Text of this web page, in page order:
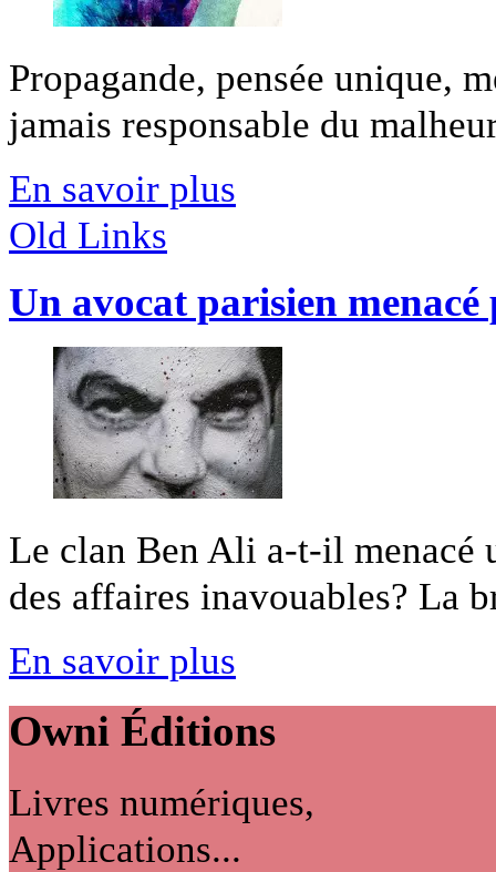
Propagande, pensée unique,
jamais responsable du
En savoir plus
Old Links
Un avocat parisien
Le clan Ben Ali a-t-il menacé
des affaires inavouables? La
En savoir plus
Owni Éditions
Livres numériques,
Applications...